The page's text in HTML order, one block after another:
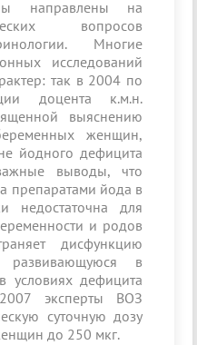
направлены на
вопросов
Многие
исследований
так в 2004 по
доцента к.м.н.
выяснению
женщин,
йодного дефицита
выводы, что
препаратами йода в
недостаточна для
и родов
дисфункцию
развивающуюся в
условиях дефицита
эксперты ВОЗ
суточную дозу
до 250 мкг.